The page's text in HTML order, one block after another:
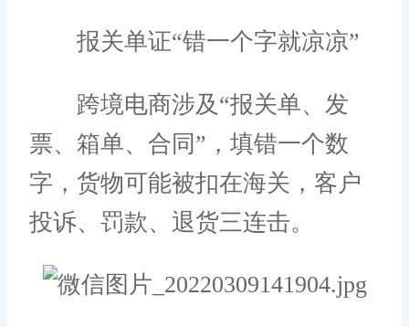
报关单证“错一个字就凉凉”
跨境电商涉及“报关单、发
票、箱单、合同”，填错一个数
字，货物可能被扣在海关，客户
投诉、罚款、退货三连击。